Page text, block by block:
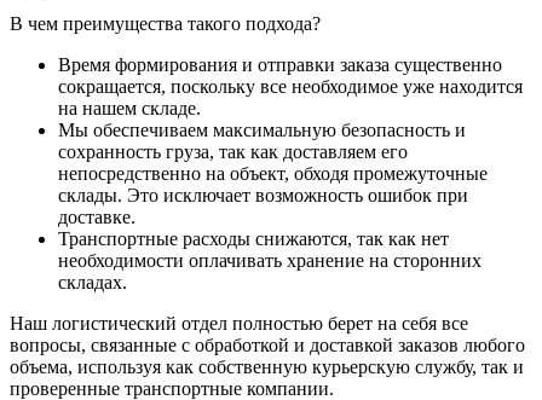
В чем преимущества такого подхода?
Время формирования и отправки заказа существенно
сокращается, поскольку все необходимое уже находится
на нашем складе.
Мы обеспечиваем максимальную безопасность и
сохранность груза, так как доставляем его
непосредственно на объект, обходя промежуточные
склады. Это исключает возможность ошибок при
доставке.
Транспортные расходы снижаются, так как нет
необходимости оплачивать хранение на сторонних
складах.
Наш логистический отдел полностью берет на себя все
вопросы, связанные с обработкой и доставкой заказов любого
объема, используя как собственную курьерскую службу, так и
проверенные транспортные компании.